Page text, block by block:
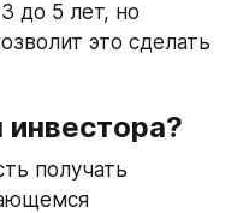
до 5 лет, но
это сделать
инвестора?
получать